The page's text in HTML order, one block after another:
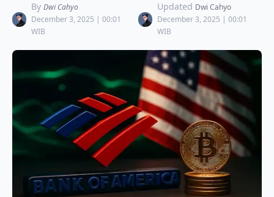
By Dwi Cahyo
December 3, 2025 | 00:01
WIB
Updated Dwi Cahyo
December 3, 2025 | 00:01
WIB